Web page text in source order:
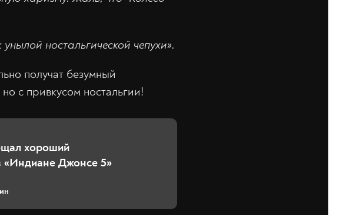
ностальгической чепухи».
получат безумный
с привкусом ностальгии!
хороший
Джонсе 5»